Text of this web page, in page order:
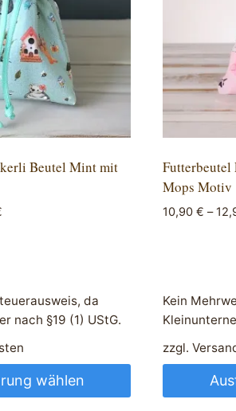
Beutel Mint mit
da
nach §19 (1) UStG.
wählen
Futterbeutel
Mops Motiv
10,90€ –
Kein
zzgl.